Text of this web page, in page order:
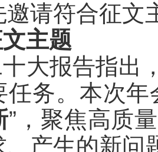
邀请符合征文
主题
大报告指出
任务。本次年
”，聚焦高质
、产生的新问